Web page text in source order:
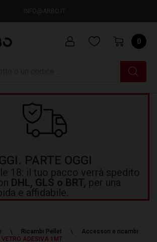
INFO@ARBO.IT
0
PARTE OGGI
18: il tuo pacco verrà spedito
DHL, GLS o BRT, per una
e affidabile.
Ricambi Pellet
Accessori e ricambi
VETRO ADESIVA 1MT